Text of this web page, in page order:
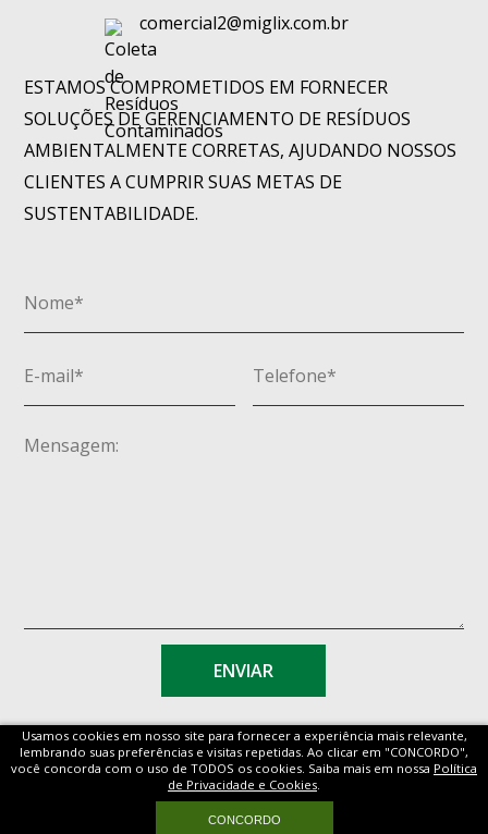
comercial2@miglix.com.br
ESTAMOS COMPROMETIDOS EM FORNECER
SOLUÇÕES DE GERENCIAMENTO DE RESÍDUOS
AMBIENTALMENTE CORRETAS, AJUDANDO NOSSOS
CLIENTES A CUMPRIR SUAS METAS DE
SUSTENTABILIDADE.
MAPA SITE
Usamos cookies em nosso site para fornecer a experiência mais relevante,
lembrando suas preferências e visitas repetidas. Ao clicar em "CONCORDO",
você concorda com o uso de TODOS os cookies. Saiba mais em nossa Política
de Privacidade e Cookies
CONCORDO